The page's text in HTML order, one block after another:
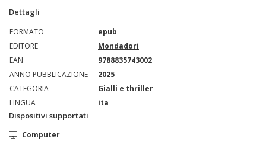
Dettagli
FORMATO
epub
EDITORE
Mondadori
EAN
9788835743002
ANNO PUBBLICAZIONE
2025
CATEGORIA
Gialli e thriller
LINGUA
ita
Dispositivi supportati
Computer